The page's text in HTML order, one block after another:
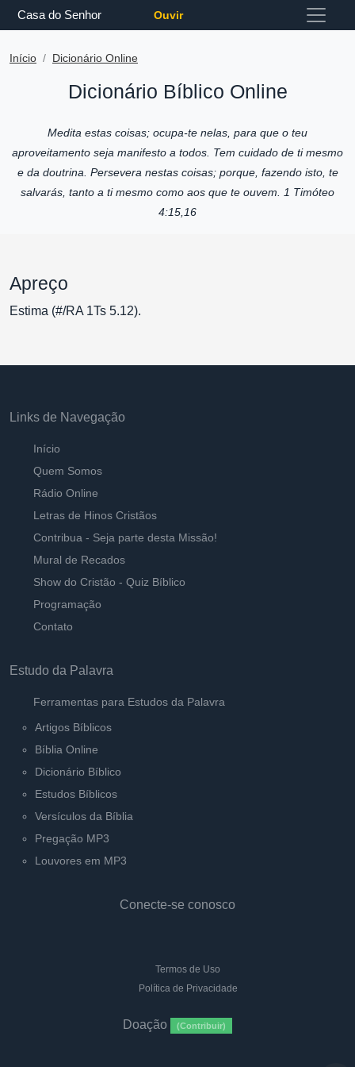
Casa do Senhor Ouvir
Início Dicionário Online
Dicionário Bíblico Online
Medita estas coisas; ocupa-te nelas, para que o teu
aproveitamento seja manifesto a todos. Tem cuidado de ti mesmo
e da doutrina. Persevera nestas coisas; porque, fazendo isto, te
salvarás, tanto a ti mesmo como aos que te ouvem. 1 Timóteo
4:15,16
Apreço
Estima (#/RA 1Ts 5.12).
Links de Navegação
Início
Quem Somos
Rádio Online
Letras de Hinos Cristãos
Contribua - Seja parte desta Missão!
Mural de Recados
Show do Cristão - Quiz Bíblico
Programação
Contato
Estudo da Palavra
Ferramentas para Estudos da Palavra
Artigos Bíblicos
Bíblia Online
Dicionário Bíblico
Estudos Bíblicos
Versículos da Bíblia
Pregação MP3
Louvores em MP3
Conecte-se conosco
Termos de Uso
Política de Privacidade
Doação (Contribuir)